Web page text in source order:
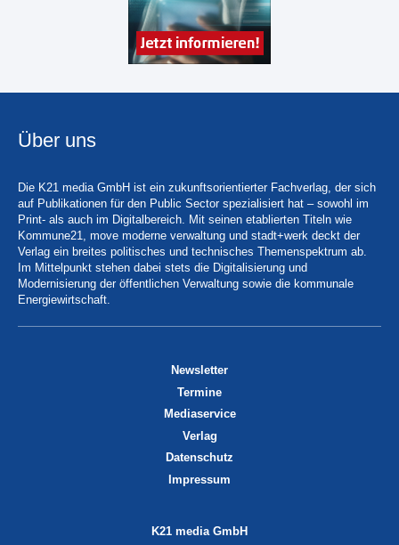
Über uns
Die K21 media GmbH ist ein zukunftsorientierter Fachverlag, der sich
auf Publikationen für den Public Sector spezialisiert hat – sowohl im
Print- als auch im Digitalbereich. Mit seinen etablierten Titeln wie
Kommune21, move moderne verwaltung und stadt+werk deckt der
Verlag ein breites politisches und technisches Themenspektrum ab.
Im Mittelpunkt stehen dabei stets die Digitalisierung und
Modernisierung der öffentlichen Verwaltung sowie die kommunale
Energiewirtschaft.
Newsletter
Termine
Mediaservice
Verlag
Datenschutz
Impressum
K21 media GmbH